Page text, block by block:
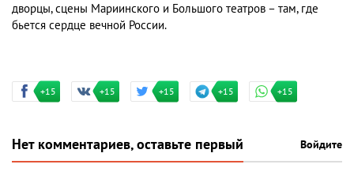
дворцы, сцены Мариинского и Большого театров – там, где
бьется сердце вечной России.
+15 +15 +15 +15 +15
Нет комментариев, оставьте первый Войдите